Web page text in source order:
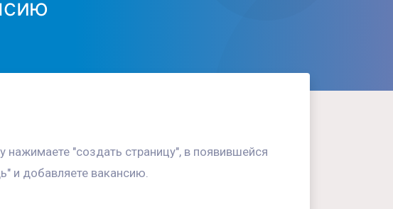
"создать страницу", в появившейся
и добавляете вакансию.